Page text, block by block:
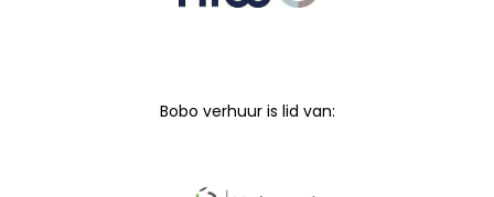
Bobo verhuur is lid van: